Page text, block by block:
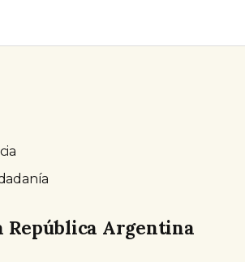
República Argentina